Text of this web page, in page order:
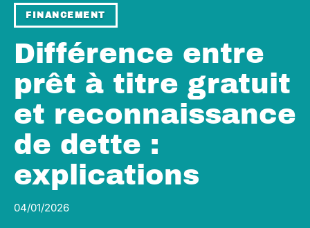
FINANCEMENT
Différence entre
prêt à titre gratuit
et reconnaissance
de dette :
explications
04/01/2026